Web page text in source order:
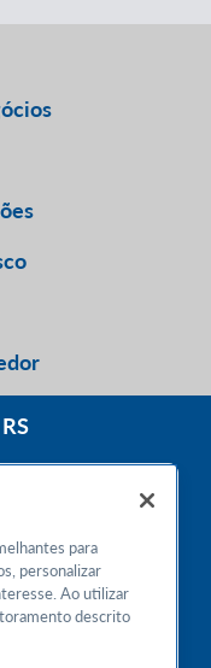
para
personalizar
Ao utilizar
descrito